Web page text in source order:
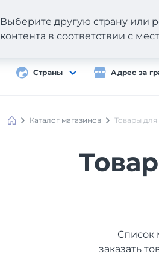
Страны Адрес за
Выберите другую страну или
контента в соответствии с
Meest
Каталог магазинов Товары
Список
заказать